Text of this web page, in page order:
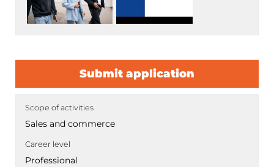
Submit application
Scope of activities
Sales and commerce
Career level
Professional